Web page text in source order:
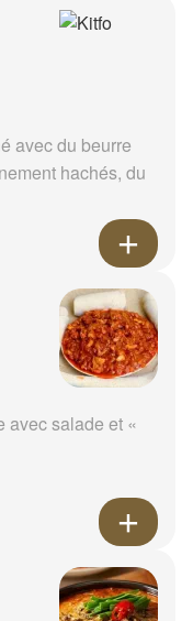
avec du beurre
hachés, du
avec salade et «